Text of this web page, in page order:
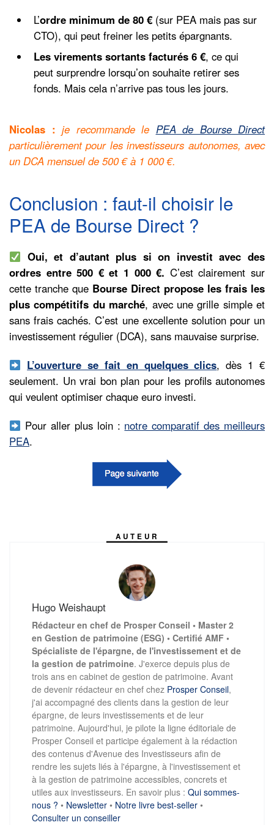
L’ordre minimum de 80 € (sur PEA mais pas sur
CTO), qui peut freiner les petits épargnants.
Les virements sortants facturés 6 €, ce qui
peut surprendre lorsqu’on souhaite retirer ses
fonds. Mais cela n’arrive pas tous les jours.
Nicolas : je recommande le PEA de Bourse Direct
particulièrement pour les investisseurs autonomes, avec
un DCA mensuel de 500 € à 1 000 €.
Conclusion : faut-il choisir le
PEA de Bourse Direct ?
Oui, et d’autant plus si on investit avec des
ordres entre 500 € et 1 000 €. C’est clairement sur
cette tranche que Bourse Direct propose les frais les
plus compétitifs du marché, avec une grille simple et
sans frais cachés. C’est une excellente solution pour un
investissement régulier (DCA), sans mauvaise surprise.
L’ouverture se fait en quelques clics, dès 1 €
seulement. Un vrai bon plan pour les profils autonomes
qui veulent optimiser chaque euro investi.
Pour aller plus loin : notre comparatif des meilleurs
PEA.
AUTEUR
Hugo Weishaupt
Rédacteur en chef de Prosper Conseil • Master 2
en Gestion de patrimoine (ESG) • Certifié AMF •
Spécialiste de l'épargne, de l'investissement et de
la gestion de patrimoine. J'exerce depuis plus de
trois ans en cabinet de gestion de patrimoine. Avant
de devenir rédacteur en chef chez Prosper Conseil,
j'ai accompagné des clients dans la gestion de leur
épargne, de leurs investissements et de leur
patrimoine. Aujourd'hui, je pilote la ligne éditoriale de
Prosper Conseil et participe également à la rédaction
des contenus d'Avenue des Investisseurs afin de
rendre les sujets liés à l'épargne, à l'investissement et
à la gestion de patrimoine accessibles, concrets et
utiles aux investisseurs. En savoir plus :Qui sommes-
nous ? • Newsletter • Notre livre best-seller •
Consulter un conseiller